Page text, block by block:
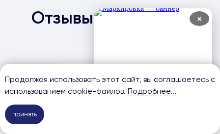
Отзывы наших
Продолжая использовать этот сайт, вы соглашаетесь с
использованием cookie-файлов. Подробнее...
принять
×